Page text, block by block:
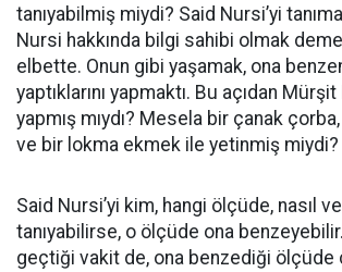
tanıyabilmiş miydi? Said Nursi’yi
Nursi hakkında bilgi sahibi olmak
elbette. Onun gibi yaşamak, ona
yaptıklarını yapmaktı. Bu açıdan Mürşit
yapmış mıydı? Mesela bir çanak
ve bir lokma ekmek ile yetinmiş miydi?
Said Nursi’yi kim, hangi ölçüde, nasıl
tanıyabilirse, o ölçüde ona
geçtiği vakit de, ona benzediği ölçüde